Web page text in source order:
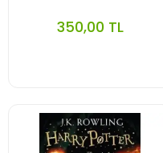
350,00 TL